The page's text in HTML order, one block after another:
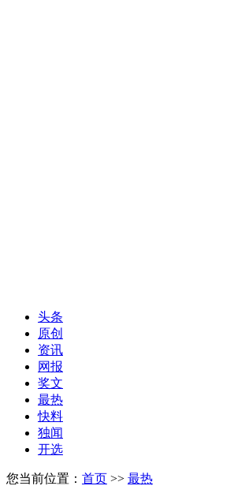
头条
原创
资讯
网报
奖文
最热
快料
独闻
开选
您当前位置： 首页 >> 最热